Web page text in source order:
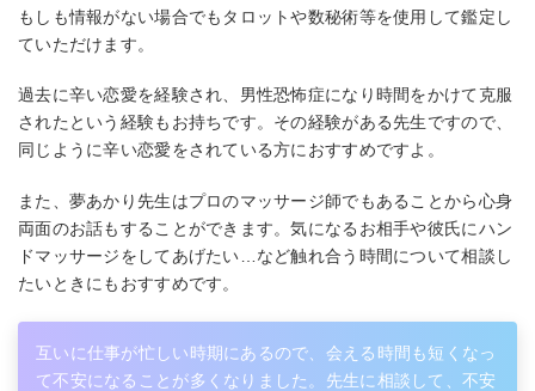
もしも情報がない場合でもタロットや数秘術等を使用して鑑定し
ていただけます。
過去に辛い恋愛を経験され、男性恐怖症になり時間をかけて克服
されたという経験もお持ちです。その経験がある先生ですので、
同じように辛い恋愛をされている方におすすめですよ。
また、夢あかり先生はプロのマッサージ師でもあることから心身
両面のお話もすることができます。気になるお相手や彼氏にハン
ドマッサージをしてあげたい…など触れ合う時間について相談し
たいときにもおすすめです。
互いに仕事が忙しい時期にあるので、会える時間も短くなっ
て不安になることが多くなりました。先生に相談して、不安